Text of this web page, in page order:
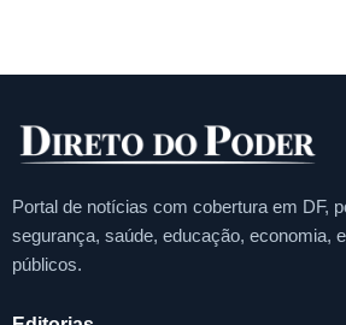
Portal de notícias com cobertura em DF,
segurança, saúde, educação, economia,
públicos.